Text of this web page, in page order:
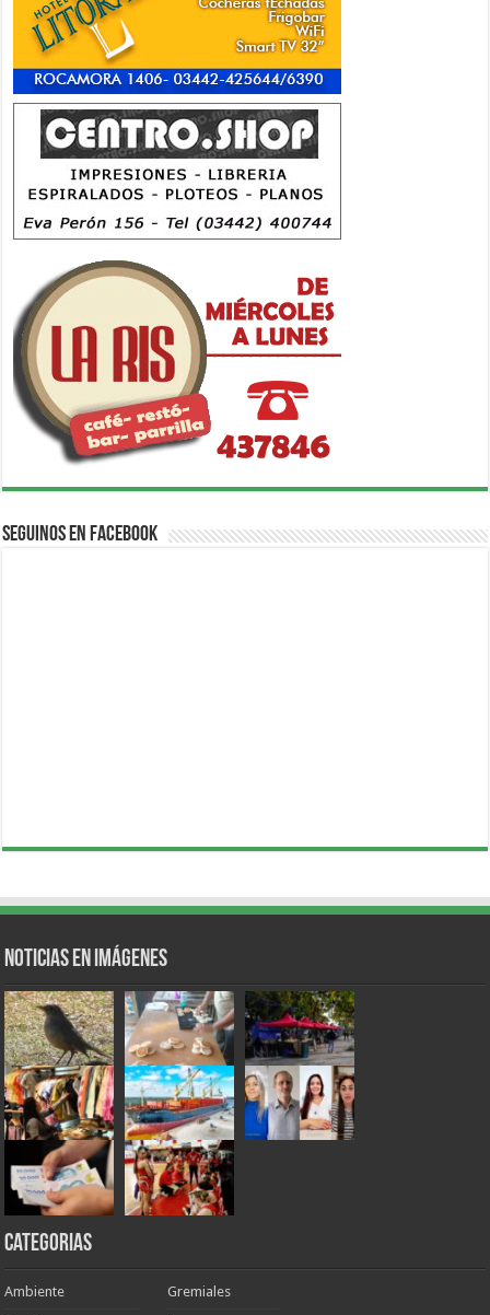
Seguinos en Facebook
Noticias en Imágenes
Categorias
Ambiente Gremiales